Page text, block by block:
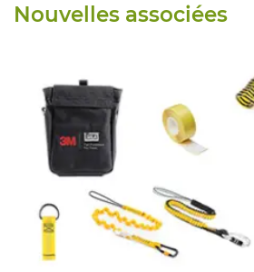
Nouvelles associées